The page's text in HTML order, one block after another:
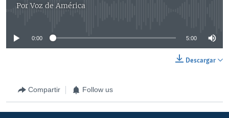
PorVoz de América
No media source currently available
0:00 5:00
Descargar
Compartir Follow us